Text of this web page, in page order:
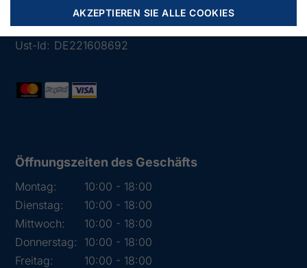
03841 282426
Mail:
info@segelstore.de
Ust-Id: DE221608692
Öffnungszeiten des Geschäfts
Montag:
10:00 - 18:00
Dienstag:
10:00 - 18:00
Mittwoch:
10:00 - 18:00
Donnerstag:
10:00 - 18:00
Freitag:
10:00 - 18:00
AKZEPTIEREN SIE ALLE COOKIES